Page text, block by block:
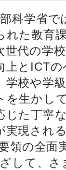
科学省で
れた教育
世代の学
上とICT
学校や学
を生かし
じた丁寧
実現され
領の全面
して、